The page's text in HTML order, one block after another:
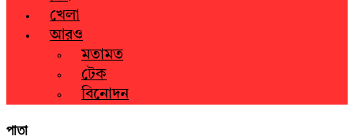
খেলা
আরও
মতামত
টেক
বিনোদন
পাতা